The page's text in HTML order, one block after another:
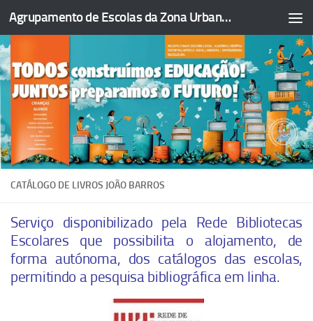
Skip to content Agrupamento de Escolas da Zona Urbana da Figueira da Foz
CATÁLOGO DE LIVROS JOÃO BARROS
Serviço disponibilizado pela Rede Bibliotecas
Escolares que possibilita o alojamento, de
forma autónoma, dos catálogos das escolas,
permitindo a pesquisa bibliográfica em linha.